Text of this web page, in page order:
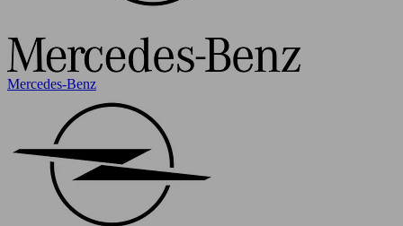
Mercedes-Benz